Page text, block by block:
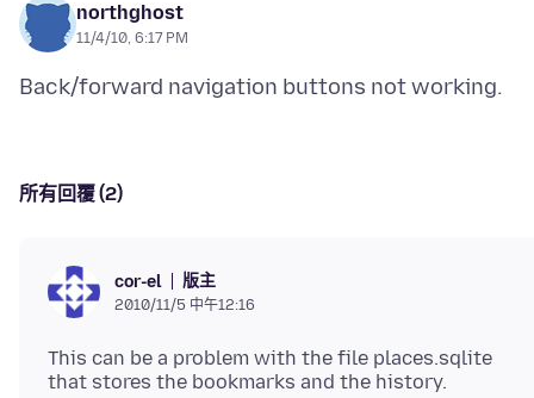
northghost
11/4/10, 6:17 PM
所有回覆 (2)
cor-el 版主
2010/11/5 中午12:16
This can be a problem with the file places.sqlite
that stores the bookmarks and the history.